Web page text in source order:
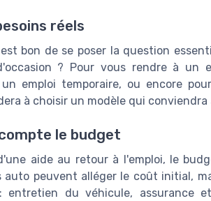
réels
bon de se poser la question
? Pour vous rendre à un
emploi temporaire, ou encore
à choisir un modèle qui
le budget
aide au retour à l'emploi, le
auto peuvent alléger le coût initial,
entretien du véhicule, assurance